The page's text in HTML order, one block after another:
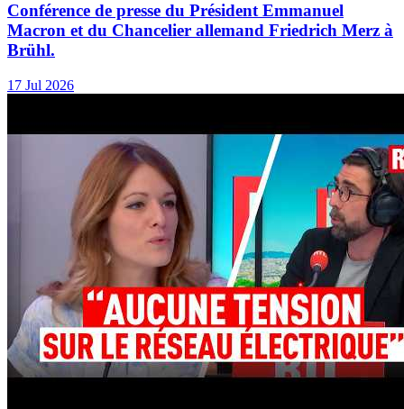
Conférence de presse du Président Emmanuel
Macron et du Chancelier allemand Friedrich Merz à
Brühl.
17 Jul 2026